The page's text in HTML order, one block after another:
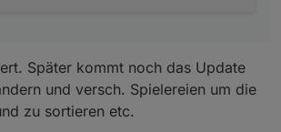
Später kommt noch das Update
und versch. Spielereien um die
zu sortieren etc.